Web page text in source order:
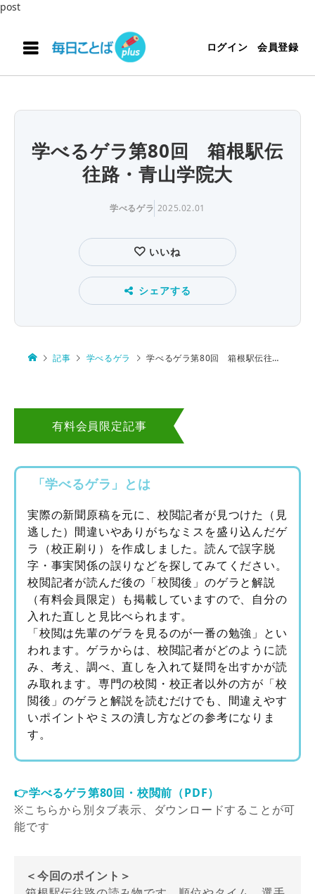
post
ログイン 会員登録
学べるゲラ第80回 箱根駅伝
往路・青山学院大
学べるゲラ 2025.02.01
いいね
シェアする
記事 学べるゲラ 学べるゲラ第80回 箱根駅伝往路・青山学院大
有料会員限定記事
「学べるゲラ」とは
実際の新聞原稿を元に、校閲記者が見つけた（見
逃した）間違いやありがちなミスを盛り込んだゲ
ラ（校正刷り）を作成しました。読んで誤字脱
字・事実関係の誤りなどを探してみてください。
校閲記者が読んだ後の「校閲後」のゲラと解説
（有料会員限定）も掲載していますので、自分の
入れた直しと見比べられます。
「校閲は先輩のゲラを見るのが一番の勉強」とい
われます。ゲラからは、校閲記者がどのように読
み、考え、調べ、直しを入れて疑問を出すかが読
み取れます。専門の校閲・校正者以外の方が「校
閲後」のゲラと解説を読むだけでも、間違えやす
いポイントやミスの潰し方などの参考になりま
す。
👉学べるゲラ第80回・校閲前（PDF）
※こちらから別タブ表示、ダウンロードすることが可
能です
＜今回のポイント＞